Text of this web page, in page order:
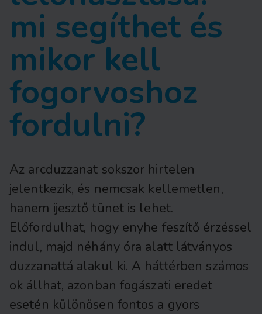
mi segíthet és
mikor kell
fogorvoshoz
fordulni?
Az arcduzzanat sokszor hirtelen
jelentkezik, és nemcsak kellemetlen,
hanem ijesztő tünet is lehet.
Előfordulhat, hogy enyhe feszítő érzéssel
indul, majd néhány óra alatt látványos
duzzanattá alakul ki. A háttérben számos
ok állhat, azonban fogászati eredet
esetén különösen fontos a gyors